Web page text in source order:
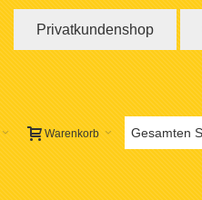
Privatkundenshop
Warenkorb